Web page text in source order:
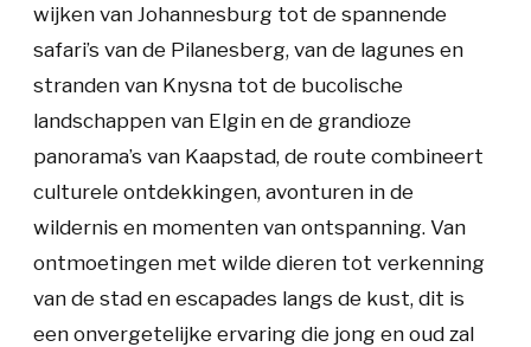
wijken van Johannesburg tot de spannende
safari’s van de Pilanesberg, van de lagunes en
stranden van Knysna tot de bucolische
landschappen van Elgin en de grandioze
panorama’s van Kaapstad, de route combineert
culturele ontdekkingen, avonturen in de
wildernis en momenten van ontspanning. Van
ontmoetingen met wilde dieren tot verkenning
van de stad en escapades langs de kust, dit is
een onvergetelijke ervaring die jong en oud zal